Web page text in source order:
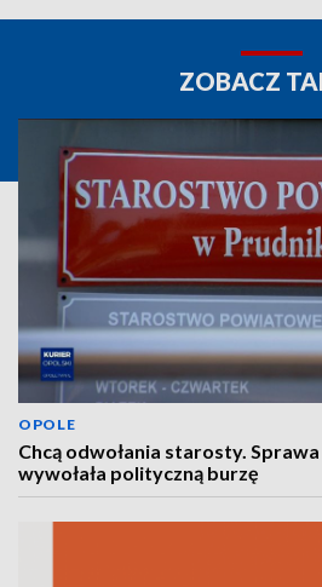
ZOBACZ
OPOLE
Chcą odwołania starosty.
wywołała polityczną burzę